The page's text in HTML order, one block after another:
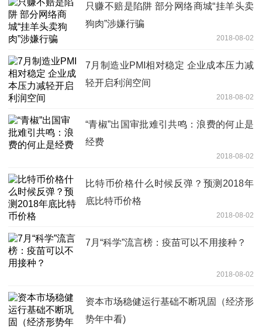
只赚不赔是陷阱 部分网络商城“挂羊头卖
狗肉”涉嫌行骗
2018-08-02
7月制造业PMI相对稳定 企业成本压力减
轻开启利润空间
2018-08-02
“青椒”出国审批难引共鸣：浪费的何止是
经费
2018-08-02
比特币价格什么时候反弹？预测2018年
底比特币价格
2018-08-02
7月“科学”流言榜：疫苗可以不用接种？
2018-08-02
资本市场稳健运行基础不断巩固（经济形
势年中看)